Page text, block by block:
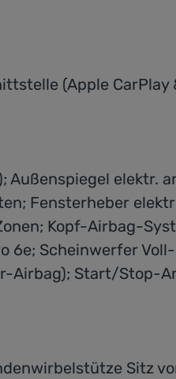
(Apple
elektr.
Fensterheber
Kopf-Airbag-
6e; Scheinwerfer
Start/Stop-
Sitz